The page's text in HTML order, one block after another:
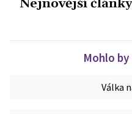
Nejnovější články
Mohlo
Válka